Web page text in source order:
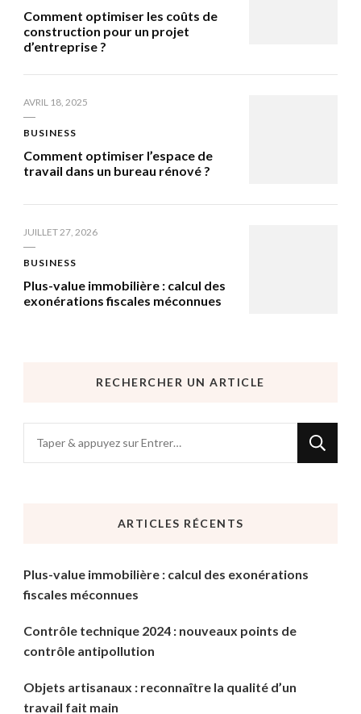
Comment optimiser les coûts de
construction pour un projet
d’entreprise ?
AVRIL 18, 2025
BUSINESS
Comment optimiser l’espace de
travail dans un bureau rénové ?
JUILLET 27, 2026
BUSINESS
Plus-value immobilière : calcul des
exonérations fiscales méconnues
RECHERCHER UN ARTICLE
recherchiez
ARTICLES RÉCENTS
Plus-value immobilière : calcul des exonérations
fiscales méconnues
Contrôle technique 2024 : nouveaux points de
contrôle antipollution
Objets artisanaux : reconnaître la qualité d’un
travail fait main